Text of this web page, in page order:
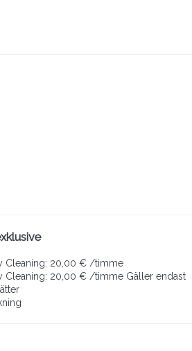
Cleaning: 20,00 € /timme
Cleaning: 20,00 € /timme Gäller endast